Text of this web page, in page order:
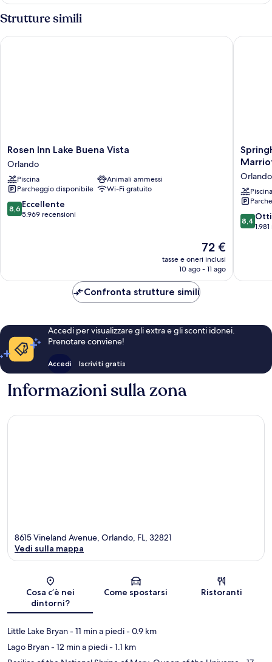
Strutture simili
Rosen
Inn
Lake
Buena
Vista
Orlando
Rosen Inn Lake Buena Vista
Orlando
Piscina
Animali ammessi
Parcheggio disponibile
Wi-Fi gratuito
8.6
su
8,6 Eccellente
5.969 recensioni
Il
prezzo
attuale
72 €
tasse e oneri inclusi
10 ago - 11 ago
Rosen Inn Lake Buena Vista
Suites
Lake
Buena
Vista
Marriott
Village
Orlando
Piscina
8.4
su
8,4
Confronta strutture simili
Accedi per visualizzare gli extra e gli sconti idonei.
Prenotare conviene!
Accedi Iscriviti gratis
Informazioni sulla zona
Mappa
8615 Vineland Avenue, Orlando, FL, 32821
Vedi sulla mappa
Cosa c’è nei
dintorni?
Come spostarsi Ristoranti
Little Lake Bryan- 11 min a piedi- 0.9 km
Lago Bryan- 12 min a piedi- 1.1 km